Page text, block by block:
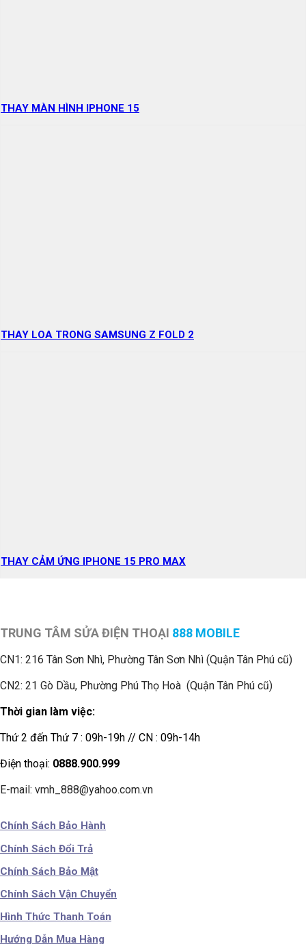
THAY MÀN HÌNH IPHONE 15
THAY LOA TRONG SAMSUNG Z FOLD 2
THAY CẢM ỨNG IPHONE 15 PRO MAX
TRUNG TÂM SỬA ĐIỆN THOẠI 888 MOBILE
CN1: 216 Tân Sơn Nhì, Phường Tân Sơn Nhì (Quận Tân Phú cũ)
CN2: 21 Gò Dầu, Phường Phú Thọ Hoà (Quận Tân Phú cũ)
Thời gian làm việc:
Thứ 2 đến Thứ 7 : 09h-19h // CN : 09h-14h
Điện thoại: 0888.900.999
E-mail: vmh_888@yahoo.com.vn
Chính Sách Bảo Hành
Chính Sách Đổi Trả
Chính Sách Bảo Mật
Chính Sách Vận Chuyển
Hình Thức Thanh Toán
Hướng Dẫn Mua Hàng